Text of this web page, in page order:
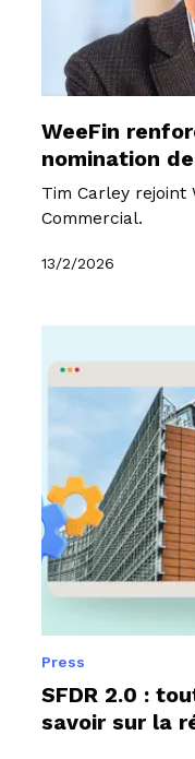
WeeFin
nomination
de Directeur
Tim Carley rejoint
Commercial.
13/2/2026
Press
SFDR 2.0 :
savoir sur la